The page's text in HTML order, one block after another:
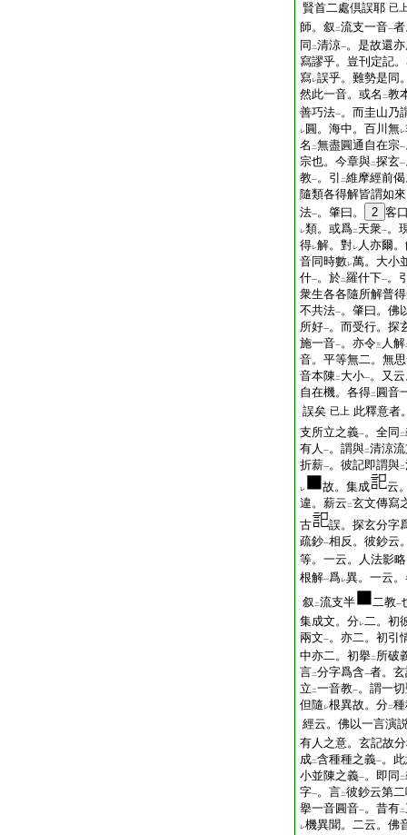
賢首二處倶誤耶 已
師。叙 二流支一音一
同 二清涼一。是故還
寫謬乎。豈刊定記
寫レ誤乎。難勢是同
然此一音。或名 二教
善巧法一。而圭山乃
レ 圓。海中。百川無レ
名 二無盡圓通自在宗一
宗也。今章與二探玄一
教一。引 二維摩經前
隨類各得解皆謂如
法一。肇曰。 2 客
レ類。或爲二 天衆一。
得レ解。對レ 人亦爾
音同時數レ萬。大小
什一。於二羅什下一。
衆生各各隨所解普
不共法一。肇曰。佛
所好一。而受行。探
施一音一。亦令三 人解
音。平等無二。無
音本陳 二 大小一。又
自在機。各得二 圓音
誤矣 已上 此釋意者
支所立之義一。全同 二
有人 一。謂與二清涼
折薪一。彼記即謂與二
レ 故。集成
云
違。薪云 二玄文傳寫
古
誤。探玄分字
疏鈔一相反。彼鈔云
等。一云。人法影
根解一爲レ異。一云
叙 二流支半 二教一
集成文。分レ二。初
兩文一。亦二。初引
中亦二。初擧二 所破
言二分字爲含一者。
立 二一音教一。謂一
但隨 レ根異故。分二
經云。佛以一言演
有人之意。玄記故
成二含種種之義一。
小並陳之義一。即同 二
字一。言二彼鈔云第
擧一音圓音一。昔有二
レ機異聞。二云。佛